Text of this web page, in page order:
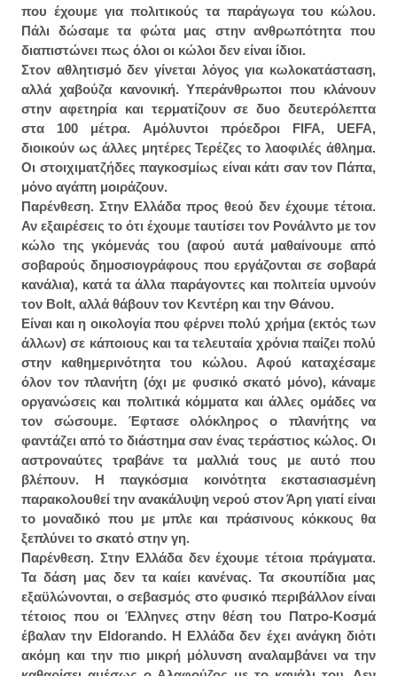
που έχουμε για πολιτικούς τα παράγωγα του κώλου.
Πάλι δώσαμε τα φώτα μας στην ανθρωπότητα που
διαπιστώνει πως όλοι οι κώλοι δεν είναι ίδιοι.
Στον αθλητισμό δεν γίνεται λόγος για κωλοκατάσταση,
αλλά χαβούζα κανονική. Υπεράνθρωποι που κλάνουν
στην αφετηρία και τερματίζουν σε δυο δευτερόλεπτα
στα 100 μέτρα. Αμόλυντοι πρόεδροι FIFA, UEFA,
διοικούν ως άλλες μητέρες Τερέζες το λαοφιλές άθλημα.
Οι στοιχιματζήδες παγκοσμίως είναι κάτι σαν τον Πάπα,
μόνο αγάπη μοιράζουν.
Παρένθεση. Στην Ελλάδα προς θεού δεν έχουμε τέτοια.
Αν εξαιρέσεις το ότι έχουμε ταυτίσει τον Ρονάλντο με τον
κώλο της γκόμενάς του (αφού αυτά μαθαίνουμε από
σοβαρούς δημοσιογράφους που εργάζονται σε σοβαρά
κανάλια), κατά τα άλλα παράγοντες και πολιτεία υμνούν
τον Bolt, αλλά θάβουν τον Κεντέρη και την Θάνου.
Είναι και η οικολογία που φέρνει πολύ χρήμα (εκτός των
άλλων) σε κάποιους και τα τελευταία χρόνια παίζει πολύ
στην καθημερινότητα του κώλου. Αφού καταχέσαμε
όλον τον πλανήτη (όχι με φυσικό σκατό μόνο), κάναμε
οργανώσεις και πολιτικά κόμματα και άλλες ομάδες να
τον σώσουμε. Έφτασε ολόκληρος ο πλανήτης να
φαντάζει από το διάστημα σαν ένας τεράστιος κώλος. Οι
αστροναύτες τραβάνε τα μαλλιά τους με αυτό που
βλέπουν. Η παγκόσμια κοινότητα εκστασιασμένη
παρακολουθεί την ανακάλυψη νερού στον Άρη γιατί είναι
το μοναδικό που με μπλε και πράσινους κόκκους θα
ξεπλύνει το σκατό στην γη.
Παρένθεση. Στην Ελλάδα δεν έχουμε τέτοια πράγματα.
Τα δάση μας δεν τα καίει κανένας. Τα σκουπίδια μας
εξαϋλώνονται, ο σεβασμός στο φυσικό περιβάλλον είναι
τέτοιος που οι Έλληνες στην θέση του Πατρο-Κοσμά
έβαλαν την Eldorando. Η Ελλάδα δεν έχει ανάγκη διότι
ακόμη και την πιο μικρή μόλυνση αναλαμβάνει να την